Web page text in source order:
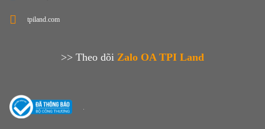
tpiland.com
>> Theo dõi Zalo OA TPI Land